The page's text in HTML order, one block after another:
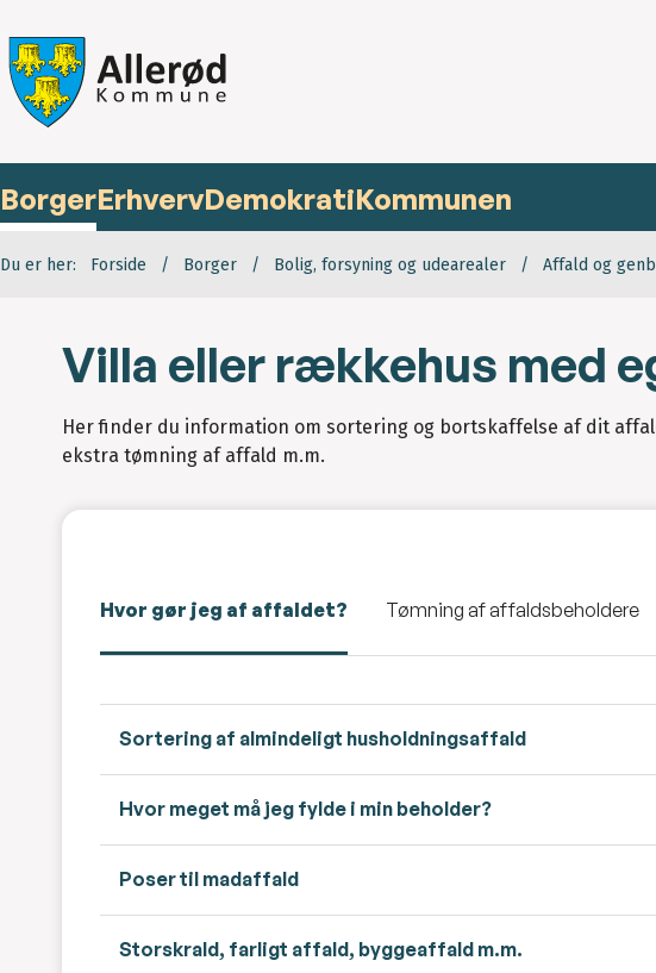
BorgerErhvervDemokratiKommunen
Du er her: Forside Borger Bolig, forsyning og udearealer Affald og
Villa eller rækkehus med
Her finder du information om sortering og bortskaffelse af dit
ekstra tømning af affald m.m.
Hvor gør jeg af affaldet? Tømning af affaldsbeholdere
Sortering af almindeligt husholdningsaffald
Hvor meget må jeg fylde i min beholder?
Poser til madaffald
Storskrald, farligt affald, byggeaffald m.m.